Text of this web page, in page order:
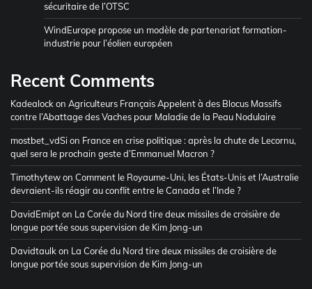
sécuritaire de l’OTSC
WindEurope propose un modèle de partenariat formation-
industrie pour l’éolien européen
Recent Comments
Kadealock on Agriculteurs Français Appelent à des Blocus Massifs
contre l’Abattage des Vaches pour Maladie de la Peau Nodulaire
mostbet_vdSion France en crise politique : après la chute de Lecornu,
quel sera le prochain geste d’Emmanuel Macron ?
Timothytewon Comment le Royaume-Uni, les États-Unis et l’Australie
devraient-ils réagir au conflit entre le Canada et l’Inde ?
DavidEmipton La Corée du Nord tire deux missiles de croisière de
longue portée sous supervision de Kim Jong-un
Davidtaulk on La Corée du Nord tire deux missiles de croisière de
longue portée sous supervision de Kim Jong-un